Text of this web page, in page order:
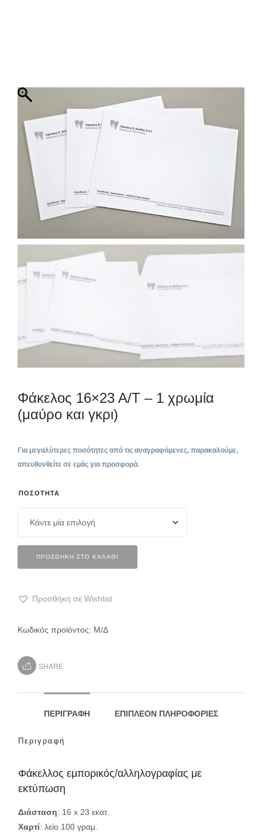
ΠΡΟΣΚΛΗΤΗΡΙΟ
ΕΚΤΥΠΩΣΗ
Φάκελος 16×23 Α/Τ – 1 χρωμία
(μαύρο και γκρι)
Για μεγαλύτερες ποσότητες από τις αναγραφόμενες, παρακαλούμε,
απευθυνθείτε σε εμάς για προσφορά.
ΠΟΣΌΤΗΤΑ
ΠΡΟΣΘΉΚΗ ΣΤΟ ΚΑΛΆΘΙ
Προσθήκη σε Wishlist
Κωδικός προϊόντος: Μ/Δ
SHARE
ΠΕΡΙΓΡΑΦΉ ΕΠΙΠΛΈΟΝ ΠΛΗΡΟΦΟΡΊΕΣ
Περιγραφή
Φάκελλος εμπορικός/αλληλογραφίας με
εκτύπωση
Διάσταση: 16 x 23 εκατ.
Χαρτί: λείο 100 γραμ.